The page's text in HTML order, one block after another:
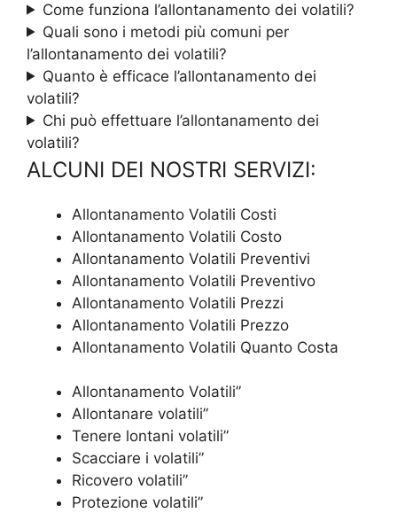
Come funziona l’allontanamento dei volatili?
Quali sono i metodi più comuni per
l’allontanamento dei volatili?
Quanto è efficace l’allontanamento dei
volatili?
Chi può effettuare l’allontanamento dei
volatili?
ALCUNI DEI NOSTRI SERVIZI:
Allontanamento Volatili Costi
Allontanamento Volatili Costo
Allontanamento Volatili Preventivi
Allontanamento Volatili Preventivo
Allontanamento Volatili Prezzi
Allontanamento Volatili Prezzo
Allontanamento Volatili Quanto Costa
Allontanamento Volatili”
Allontanare volatili”
Tenere lontani volatili”
Scacciare i volatili”
Ricovero volatili”
Protezione volatili”